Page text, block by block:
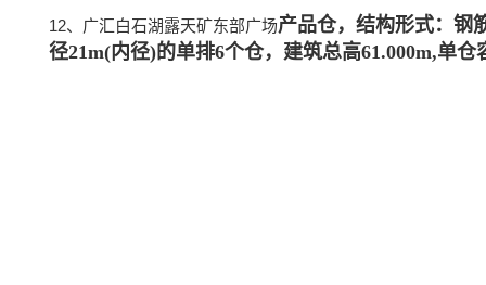
12、广汇白石湖露天矿东部广场产品仓， 结构形式：钢
径21m(内径)的单排6个仓，建筑总高61.000m,单仓